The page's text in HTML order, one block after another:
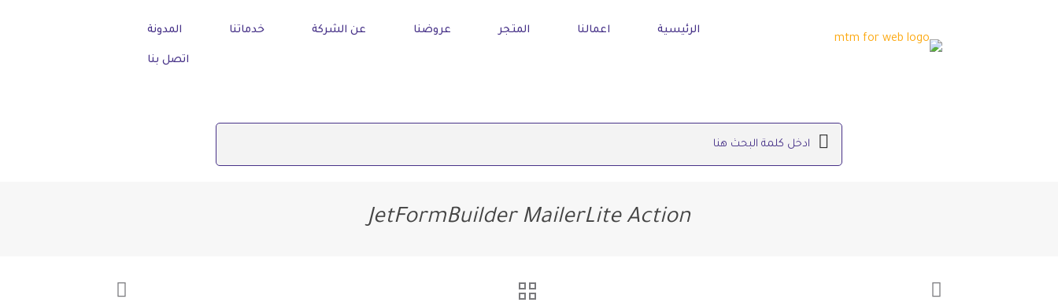
الرئيسية اعمالنا المتجر عروضنا عن الشركة خدماتنا المدونة
اتصل بنا
JetFormBuilder MailerLite Action